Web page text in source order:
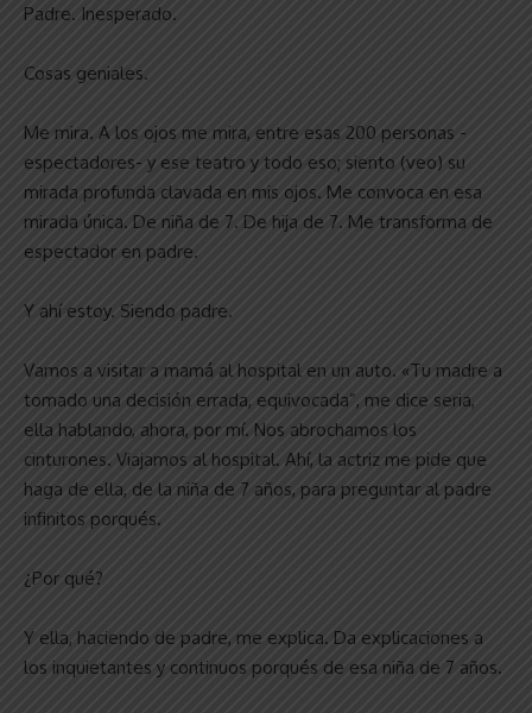
Padre. Inesperado.
Cosas geniales.
Me mira. A los ojos me mira, entre esas 200 personas -
espectadores- y ese teatro y todo eso; siento (veo) su
mirada profunda clavada en mis ojos. Me convoca en esa
mirada única. De niña de 7. De hija de 7. Me transforma de
espectador en padre.
Y ahí estoy. Siendo padre.
Vamos a visitar a mamá al hospital en un auto. «Tu madre a
tomado una decisión errada, equivocada”, me dice seria,
ella hablando, ahora, por mí. Nos abrochamos los
cinturones. Viajamos al hospital. Ahí, la actriz me pide que
haga de ella, de la niña de 7 años, para preguntar al padre
infinitos porqués.
¿Por qué?
Y ella, haciendo de padre, me explica. Da explicaciones a
los inquietantes y continuos porqués de esa niña de 7 años.